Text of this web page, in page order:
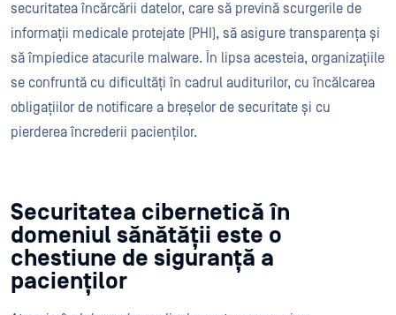
securitatea încărcării datelor, care să prevină scurgerile de
informații medicale protejate (PHI), să asigure transparența și
să împiedice atacurile malware. În lipsa acesteia, organizațiile
se confruntă cu dificultăți în cadrul auditurilor, cu încălcarea
obligațiilor de notificare a breșelor de securitate și cu
pierderea încrederii pacienților.
Securitatea cibernetică în
domeniul sănătății este o
chestiune de siguranță a
pacienților